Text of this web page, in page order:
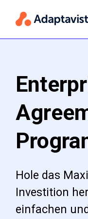
Hole das
Investition
einfachen